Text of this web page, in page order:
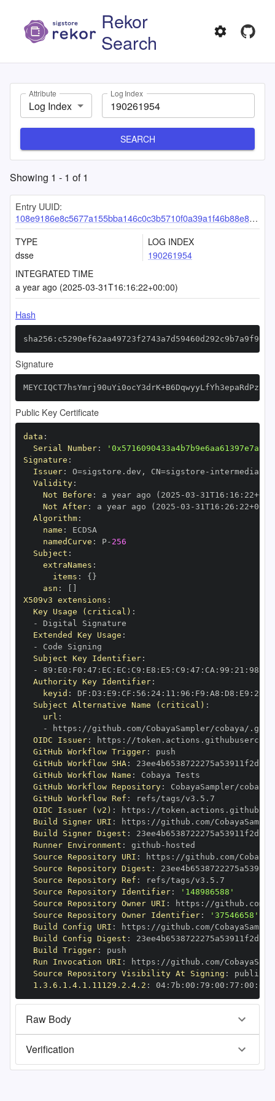
Rekor
Search
Attribute
Log Index
Log Index
SEARCH
Showing 1 - 1 of1
Entry UUID:
108e9186e8c5677a155bba146c0c3b5710f0a39a1f46b88e86dd7a99efeb45700a971efdb1b9949d
TYPE
dsse
LOG INDEX
190261954
INTEGRATED TIME
a year ago (2025-03-31T16:16:22+00:00)
Hash
Signature
Public Key Certificate
data :
Serial Number:
Signature :
Issuer: O=sigstore.dev , CN=sigstore -
Validity:
Not Before : a year ago (2025 -03 - 31T16 : 16 : 22+00
Not After: a year ago (2025 -03 - 31T16 : 26 : 22+00
Algorithm:
name :
namedCurve : P- 256
Subject :
extraNames :
items : { }
asn :
X509v3 extensions :
Key Usage (critical) :
-
Extended Key Usage :
-
Subject Key Identifier:
-
89 : E0 : F0 : 47 : EC : EC : C9 : E8 : E5 : C9 : 47 : CA : 99 : 21 : 98
Authority Key Identifier:
keyid : DF : D3 : E9 : CF : 56 : 24: 11 : 96 : F9 : A8 : D8 : E9 : 28
Subject Alternative Name (critical) :
url :
-
https :
OIDC Issuer: https :
GitHub Workflow Trigger:
GitHub Workflow SHA:
GitHub Workflow Name :
GitHub Workflow Repository:
GitHub Workflow Ref :
OIDC Issuer (v2) : https :
Build Signer URI : https :
Build Signer Digest :
Runner Environment : github -
Source Repository URI : https :
Source Repository Digest :
Source Repository Ref :
Source Repository Identifier:
'148986588'
Source Repository Owner URI : https :
Source Repository Owner Identifier:
'37546658'
Build Config URI : https :
Build Config Digest :
Build Trigger:
Run Invocation URI : https :
Source Repository Visibility At Signing :
1.3.6.1.4.1.11129.2.4.2 : 04: 7b : 00 : 79 : 00 : 77 : 00 : dd
Raw Body
Verification